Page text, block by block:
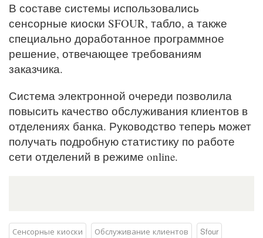
В составе системы использовались
сенсорные киоски SFOUR, табло, а также
специально доработанное программное
решение, отвечающее требованиям
заказчика.
Система электронной очереди позволила
повысить качество обслуживания клиентов в
отделениях банка. Руководство теперь может
получать подробную статистику по работе
сети отделений в режиме online.
Сенсорные киоски Обслуживание клиентов
Sfour